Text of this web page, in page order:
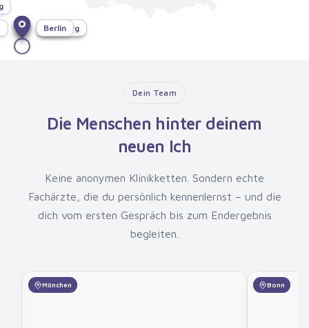
München
Bonn
Dresden
Hamburg
Berlin
Dein Team
Die Menschen hinter deinem
neuen Ich
Keine anonymen Klinikketten. Sondern echte
Fachärzte, die du persönlich kennenlernst – und die
dich vom ersten Gespräch bis zum Endergebnis
begleiten.
München Bonn